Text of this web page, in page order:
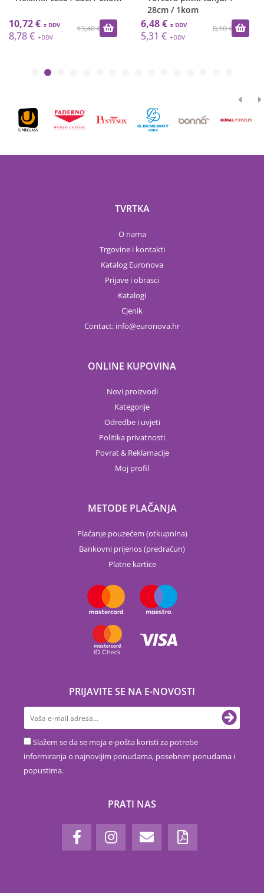
13,40 €
10,72 €
8,78 €
28cm / 1kom
8,10 €
6,48 €
5,31 €
TVRTKA
O nama
Trgovine i kontakti
Katalog Euronova
Prijave i obrasci
Katalogi
Cjenik
Contact: info euronova.hr
ONLINE KUPOVINA
Novi proizvodi
Kategorije
Odredbe i uvjeti
Politika privatnosti
Povrat & Reklamacije
Moj profil
METODE PLAČANJA
Plaćanje pouzećem (otkupnina)
Bankovni prijenos (predračun)
Platne kartice
PRIJAVITE SE NA E-NOVOSTI
Slažem se da se moja e-pošta koristi za potrebe
informiranja o najnovijim ponudama, posebnim ponudama i
popustima.
PRATI NAS